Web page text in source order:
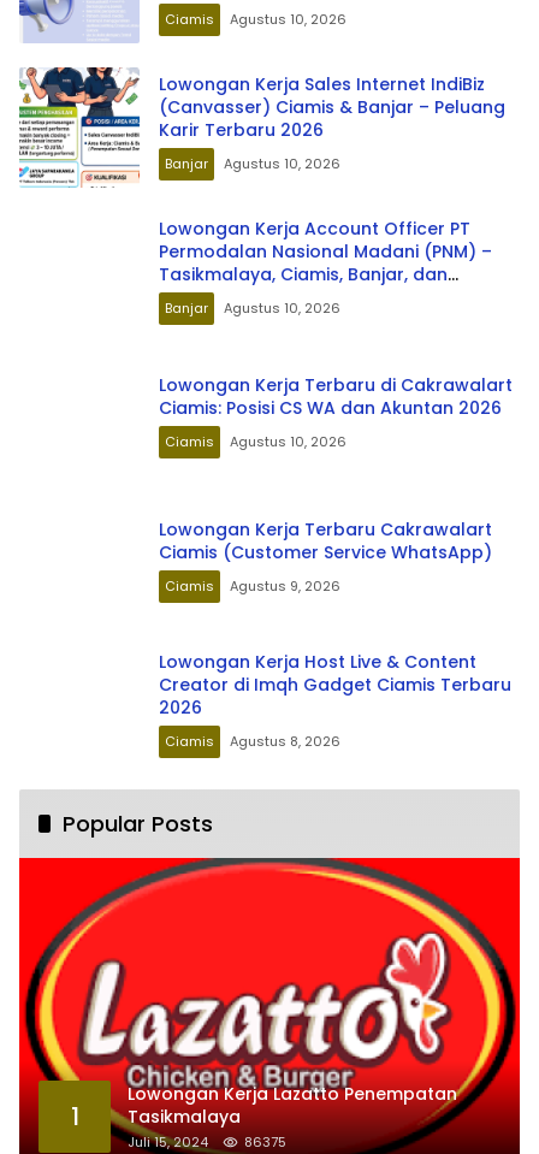
Ciamis Agustus 10, 2026
Lowongan Kerja Sales Internet IndiBiz
(Canvasser) Ciamis & Banjar – Peluang
Karir Terbaru 2026
Banjar Agustus 10, 2026
Lowongan Kerja Account Officer PT
Permodalan Nasional Madani (PNM) –
Tasikmalaya, Ciamis, Banjar, dan
Pangandaran Terbaru 2026
Banjar Agustus 10, 2026
Lowongan Kerja Terbaru di Cakrawalart
Ciamis: Posisi CS WA dan Akuntan 2026
Ciamis Agustus 10, 2026
Lowongan Kerja Terbaru Cakrawalart
Ciamis (Customer Service WhatsApp)
Ciamis Agustus 9, 2026
Lowongan Kerja Host Live & Content
Creator di Imqh Gadget Ciamis Terbaru
2026
Ciamis Agustus 8, 2026
Popular Posts
1
Lowongan Kerja Lazatto Penempatan
Tasikmalaya
Juli 15, 2024 86375